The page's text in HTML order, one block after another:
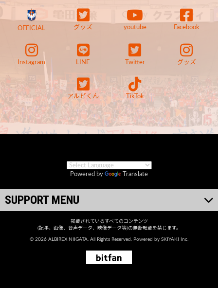
OFFICIAL グッズ youtube Facebook
Instagram LINE Twitter グッズ
アルビくん TikTok
Powered by Translate
SUPPORT MENU
掲載されているすべてのコンテンツ
(記事、画像、音声データ、映像データ等)の無断転載を禁じます。
© 2026 ALBIREX NIIGATA. All Rights Reserved. Powered by SKIYAKI Inc.